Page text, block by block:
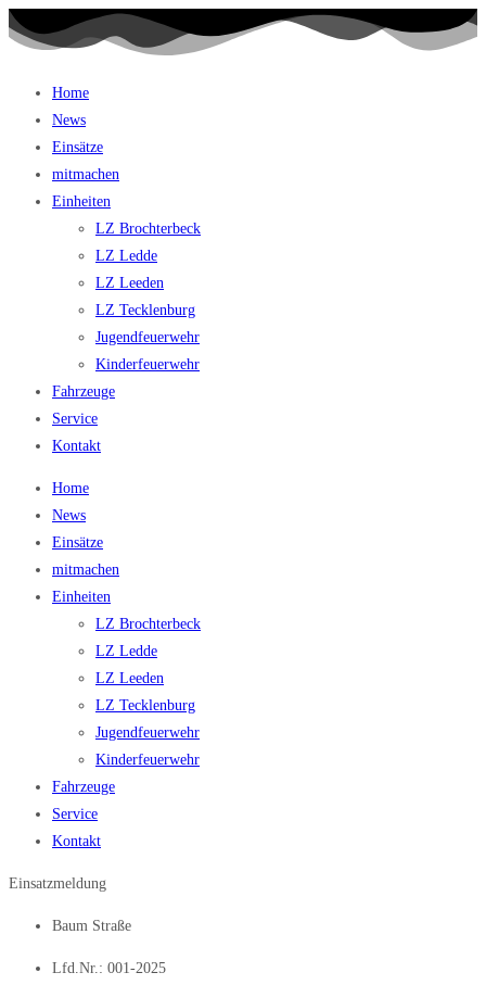
Home
News
Einsätze
mitmachen
Einheiten
LZ Brochterbeck
LZ Ledde
LZ Leeden
LZ Tecklenburg
Jugendfeuerwehr
Kinderfeuerwehr
Fahrzeuge
Service
Kontakt
Home
News
Einsätze
mitmachen
Einheiten
LZ Brochterbeck
LZ Ledde
LZ Leeden
LZ Tecklenburg
Jugendfeuerwehr
Kinderfeuerwehr
Fahrzeuge
Service
Kontakt
Einsatzmeldung
Baum Straße
Lfd.Nr.: 001-2025